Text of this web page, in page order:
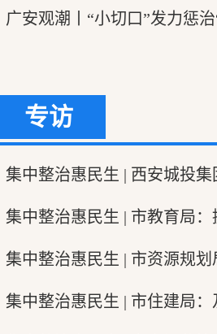
广安观潮丨“小切口”发力惩
专访
集中整治惠民生 | 西安城投
集中整治惠民生 | 市教育局
集中整治惠民生 | 市资源规
集中整治惠民生 | 市住建局